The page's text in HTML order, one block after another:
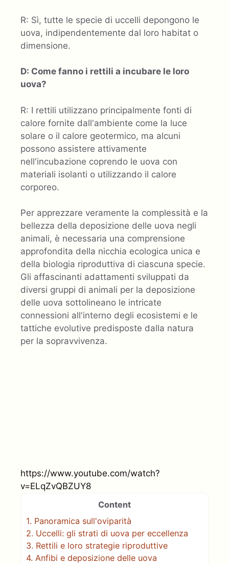
R: Sì, tutte le specie di uccelli depongono le
uova, indipendentemente dal loro habitat o
dimensione.
D: Come fanno i rettili a incubare le loro
uova?
R: I rettili utilizzano principalmente fonti di
calore fornite dall'ambiente come la luce
solare o il calore geotermico, ma alcuni
possono assistere attivamente
nell'incubazione coprendo le uova con
materiali isolanti o utilizzando il calore
corporeo.
Per apprezzare veramente la complessità e la
bellezza della deposizione delle uova negli
animali, è necessaria una comprensione
approfondita della nicchia ecologica unica e
della biologia riproduttiva di ciascuna specie.
Gli affascinanti adattamenti sviluppati da
diversi gruppi di animali per la deposizione
delle uova sottolineano le intricate
connessioni all'interno degli ecosistemi e le
tattiche evolutive predisposte dalla natura
per la sopravvivenza.
https://www.youtube.com/watch?
v=ELqZvQBZUY8
Content
1. Panoramica sull'oviparità
2. Uccelli: gli strati di uova per eccellenza
3. Rettili e loro strategie riproduttive
4. Anfibi e deposizione delle uova